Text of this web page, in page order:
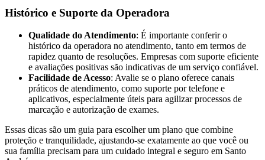
Histórico e Suporte da Operadora
Qualidade do Atendimento: É importante conferir o
histórico da operadora no atendimento, tanto em termos de
rapidez quanto de resoluções. Empresas com suporte eficiente
e avaliações positivas são indicativas de um serviço confiável.
Facilidade de Acesso: Avalie se o plano oferece canais
práticos de atendimento, como suporte por telefone e
aplicativos, especialmente úteis para agilizar processos de
marcação e autorização de exames.
Essas dicas são um guia para escolher um plano que combine
proteção e tranquilidade, ajustando-se exatamente ao que você ou
sua família precisam para um cuidado integral e seguro em Santo